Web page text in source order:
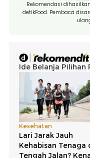
Rekomendasi
detikFood. Pembaca